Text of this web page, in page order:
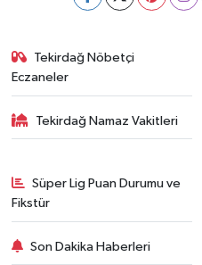
Tekirdağ Nöbetçi
Eczaneler
Tekirdağ Namaz Vakitleri
Süper Lig Puan Durumu ve
Fikstür
Son Dakika Haberleri